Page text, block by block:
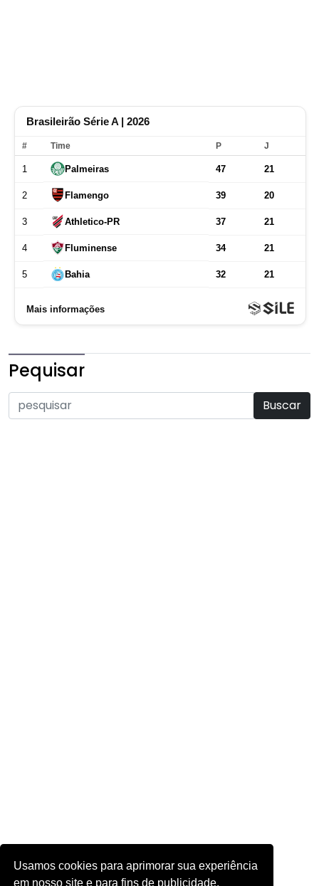
Usamos cookies para aprimorar sua experiência
em nosso site e para fins de publicidade.
Pequisar